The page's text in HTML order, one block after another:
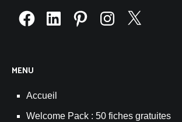
FacebookLinkedInPinterestInstagram
X
MENU
Accueil
Welcome Pack : 50 fiches gratuites